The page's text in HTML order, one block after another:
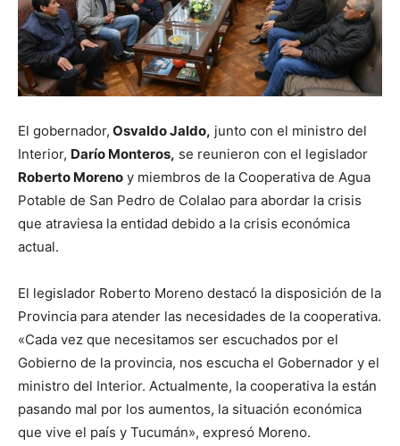
El gobernador, Osvaldo Jaldo, junto con el ministro del
Interior, Darío Monteros, se reunieron con el legislador
Roberto Moreno y miembros de la Cooperativa de Agua
Potable de San Pedro de Colalao para abordar la crisis
que atraviesa la entidad debido a la crisis económica
actual.
El legislador Roberto Moreno destacó la disposición de la
Provincia para atender las necesidades de la cooperativa.
«Cada vez que necesitamos ser escuchados por el
Gobierno de la provincia, nos escucha el Gobernador y el
ministro del Interior. Actualmente, la cooperativa la están
pasando mal por los aumentos, la situación económica
que vive el país y Tucumán», expresó Moreno.